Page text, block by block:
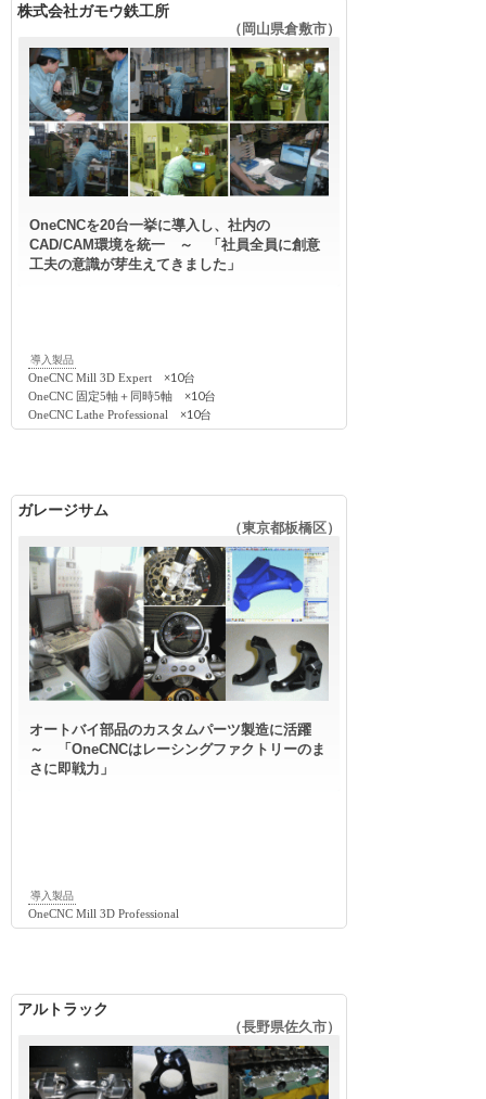
株式会社ガモウ鉄工所
（岡山県倉敷市）
OneCNCを20台一挙に導入し、社内の
CAD/CAM環境を統一 ～ 「社員全員に創意
工夫の意識が芽生えてきました」
導入製品
OneCNC Mill 3D Expert ×10台
OneCNC 固定5軸＋同時5軸 ×10台
OneCNC Lathe Professional ×10台
ガレージサム
（東京都板橋区）
オートバイ部品のカスタムパーツ製造に活躍
～ 「OneCNCはレーシングファクトリーのま
さに即戦力」
導入製品
OneCNC Mill 3D Professional
アルトラック
（長野県佐久市）